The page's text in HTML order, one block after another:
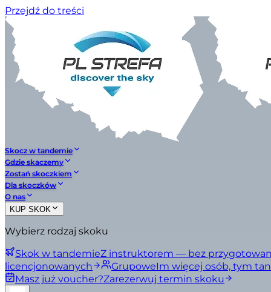
Przejdź do treści
Skocz w tandemie
Gdzie skaczemy
Zostań skoczkiem
Dla skoczków
O nas
KUP SKOK
Wybierz rodzaj skoku
Skok w tandemieZ instruktorem — bez
licencjonowanych
GrupoweIm więcej osób, tym
Masz już voucher?Zarezerwuj termin skoku